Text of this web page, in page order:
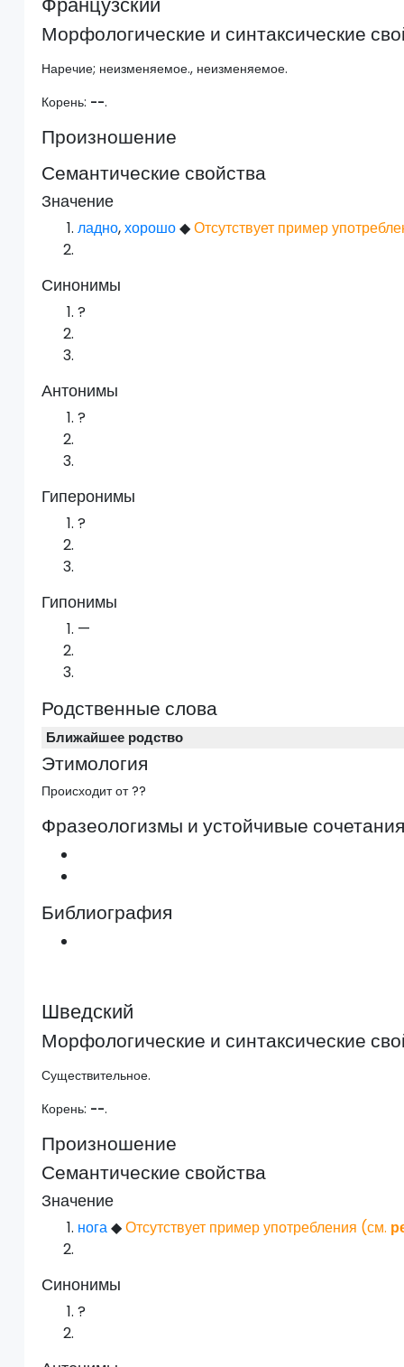
Морфологические и синтаксические
Наречие; неизменяемое., неизменяемое.
Корень: --.
Произношение
Семантические свойства
Значение
ладно,хорошо◆Отсутствует пример
Синонимы
?
Антонимы
?
Гиперонимы
?
Гипонимы
—
Родственные слова
Ближайшее родство
Этимология
Происходит от ??
Фразеологизмы и устойчивые
Библиография
Шведский
Морфологические и синтаксические
Существительное.
Корень: --.
Произношение
Семантические свойства
Значение
нога◆Отсутствует пример употребления (см.
Синонимы
?